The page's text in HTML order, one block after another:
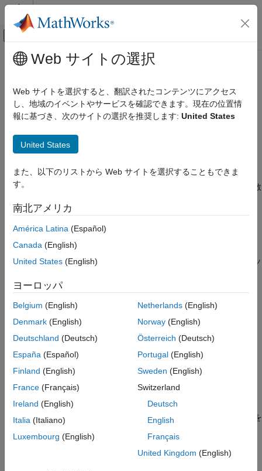
コンテンツへスキップ
オフキャンバス ナビゲーション メ
ドキュメンテーションのホーム
シミュレーション
シミュレーション結果の表示と解析
ションの制御
項目一覧
説明
作成
プロパティ
例
バージョン履歴
参考
メインコンテンツ
Simulink.HMI.ParamSourceInfo
Dashboard ブロックの変数とパラメーターの接続に関する情報
説明
ラメーターにプログラムで接続するには、
Simulink.HMI.ParamSourceInfo オブジェクトを使用します。関数
続している Dashboard ブロックの接続情報をクエリする場合、
Simulink.HMI.ParamSourceInfo
Simulink.HMI.ParamSourceInfo
ティが含まれます。このプロパティの一部は、Dashboard ブロッ
ックの変数への接続に適用されます。特定の Dashboard ブロッ
一部のフィールドには接続に関する値が設定されていません。
作成
構文
paramSourceInfo = Simulink.HMI.ParamSourceInfo
説明
paramSourceInfo = Simulink.HMI.ParamSourceInfo
Simulink.HMI.ParamSourceInfo オブジェクト
を
Web サイトの選択
Web サイトを選択すると、翻訳されたコンテンツにアクセス
し、地域のイベントやサービスを確認できます。現在の位置情
報に基づき、次のサイトの選択を推奨します: United States
United States
また、以下のリストから Web サイトを選択することもできま
す。
南北アメリカ
América Latina (Español)
Canada (English)
United States (English)
ヨーロッパ
Belgium (English)
Denmark (English)
Deutschland (Deutsch)
España (Español)
Finland (English)
France (Français)
Ireland (English)
Italia (Italiano)
Luxembourg (English)
Netherlands(English)
Norway(English)
Österreich (Deutsch)
Portugal(English)
Sweden (English)
Switzerland
Deutsch
English
Français
United Kingdom (English)